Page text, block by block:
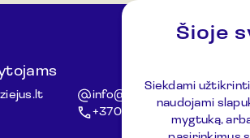
16.00, 17.00 ir 18.00
16.30, 17.00 ir 18.00
14.30, 15.00 ir 16.00
Šioje
Siekdami
naudojami
mygtuką,
info@etnokosmomuziejus.lt
+370 3 834 5424